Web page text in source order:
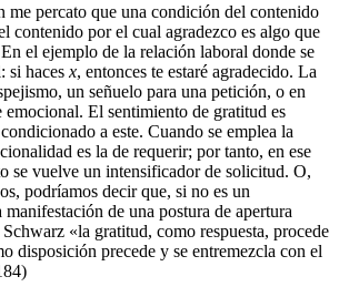
me percato que una condición del contenido
contenido por el cual agradezco es algo que
el ejemplo de la relación laboral donde se
si haces x, entonces te estaré agradecido. La
un señuelo para una petición, o en
emocional. El sentimiento de gratitud es
a este. Cuando se emplea la
es la de requerir; por tanto, en ese
se vuelve un intensificador de solicitud. O,
podríamos decir que, si no es un
de una postura de apertura
«la gratitud, como respuesta, procede
disposición precede y se entremezcla con el